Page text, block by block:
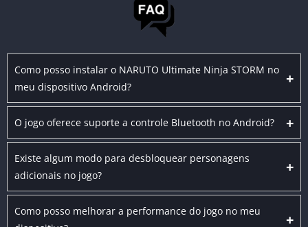
+
Como posso instalar o NARUTO Ultimate Ninja STORM no
meu dispositivo Android?
+
O jogo oferece suporte a controle Bluetooth no Android?
+
Existe algum modo para desbloquear personagens
adicionais no jogo?
+
Como posso melhorar a performance do jogo no meu